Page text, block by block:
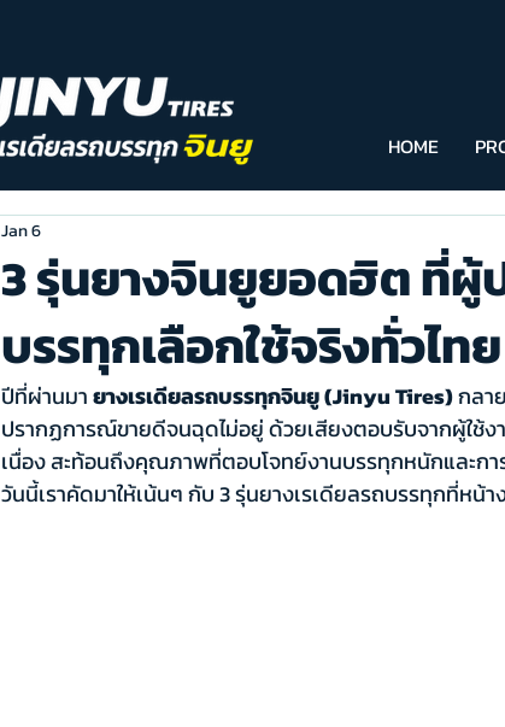
HOME
3 รุ่นยางจินยูยอดฮิต ที่ผู้
บรรทุกเลือกใช้จริงทั่วไทย
Jan 6
ปีที่ผ่านมา ยางเรเดียลรถบรรทุกจินยู (Jinyu Tires) กลา
ปรากฏการณ์ขายดีจนฉุดไม่อยู่ ด้วยเสียงตอบรับจากผู้ใช้
เนื่อง สะท้อนถึงคุณภาพที่ตอบโจทย์งานบรรทุกหนักและก
วันนี้เราคัดมาให้เน้นๆ กับ 3 รุ่นยางเรเดียลรถบรรทุกที่หน้